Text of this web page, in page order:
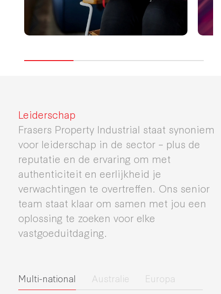
Leiderschap
Frasers Property Industrial staat synoniem
voor leiderschap in de sector – plus de
reputatie en de ervaring om met
authenticiteit en eerlijkheid je
verwachtingen te overtreffen. Ons senior
team staat klaar om samen met jou een
oplossing te zoeken voor elke
vastgoeduitdaging.
Multi-national Australie Europa